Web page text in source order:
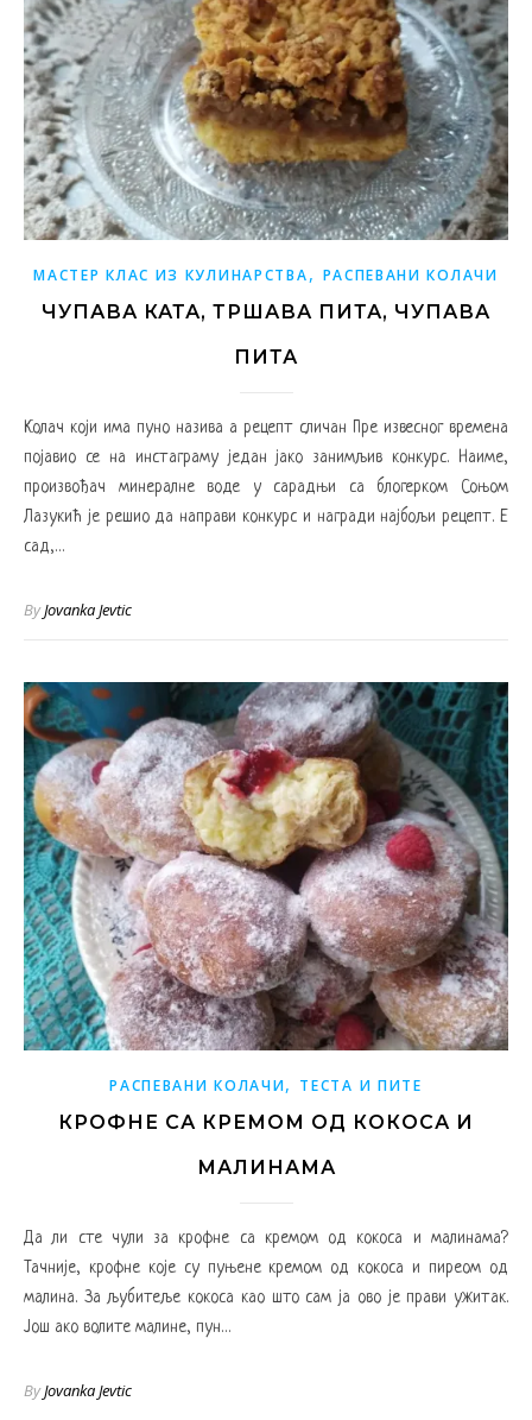
МАСТЕР КЛАС ИЗ КУЛИНАРСТВА, РАСПЕВАНИ КОЛАЧИ
ЧУПАВА КАТА, ТРШАВА ПИТА, ЧУПАВА
ПИТА
Колач који има пуно назива а рецепт сличан Пре извесног времена
појавио се на инстаграму један јако занимљив конкурс. Наиме,
произвођач минералне воде у сарадњи са блогерком Соњом
Лазукић је решио да направи конкурс и награди најбољи рецепт. Е
сад,…
ByJovanka Jevtic
РАСПЕВАНИ КОЛАЧИ, ТЕСТА И ПИТЕ
КРОФНЕ СА КРЕМОМ ОД КОКОСА И
МАЛИНАМА
Да ли сте чули за крофне са кремом од кокоса и малинама?
Тачније, крофне које су пуњене кремом од кокоса и пиреом од
малина. За љубитеље кокоса као што сам ја ово је прави ужитак.
Још ако волите малине, пун…
ByJovanka Jevtic